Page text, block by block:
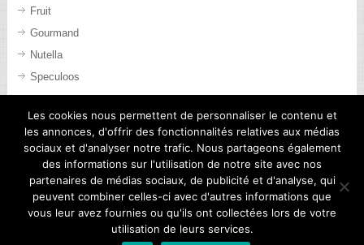
Fruit
Gourmand
Nutella
Speculoos
Les cookies nous permettent de personnaliser le contenu et
les annonces, d'offrir des fonctionnalités relatives aux médias
sociaux et d'analyser notre trafic. Nous partageons également
des informations sur l'utilisation de notre site avec nos
partenaires de médias sociaux, de publicité et d'analyse, qui
peuvent combiner celles-ci avec d'autres informations que
vous leur avez fournies ou qu'ils ont collectées lors de votre
utilisation de leurs services.